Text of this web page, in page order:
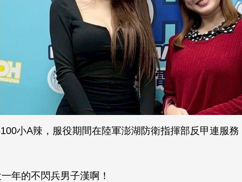
小A辣，服役期間在陸軍澎湖防衛指揮部反甲連服務
年的不閃兵男子漢啊！